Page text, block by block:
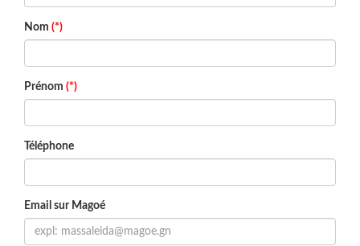
Nom (*)
Prénom (*)
Téléphone
Email sur Magoé